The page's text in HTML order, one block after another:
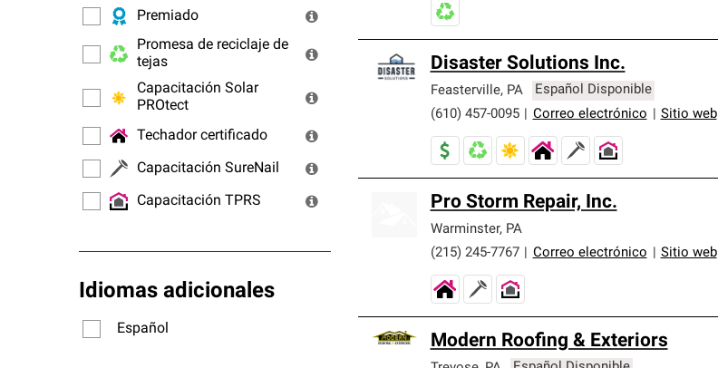
Premiado
Promesa de reciclaje de
tejas
Capacitación Solar
PROtect
Techador certificado
Capacitación SureNail
Capacitación TPRS
Idiomas adicionales
Español
Disaster Solutions Inc.
Feasterville, PA
Español Disponible
(610) 457-0095
Correo electrónico Sitio web
Pro Storm Repair, Inc.
Warminster, PA
(215) 245-7767
Correo electrónico Sitio web
Modern Roofing & Exteriors